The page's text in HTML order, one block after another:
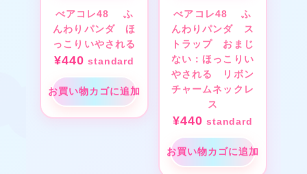
べアコレ48 ふ
んわりパンダ ほ
っこりいやされる
¥440 standard
お買い物カゴに追加
べアコレ48 ふ
んわりパンダ ス
トラップ おまじ
ない：ほっこりい
やされる リボン
チャームネックレ
ス
¥440 standard
お買い物カゴに追加
❤